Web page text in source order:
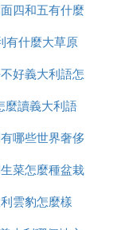
門窗通風；
絨布表麵灰
什麼意思
四和五有什麼
區別
有什麼大草原
好義大利語怎
麼說
麼讀義大利語
哪些世界奢侈
品牌
菜怎麼種盆栽
雲豹怎麼樣